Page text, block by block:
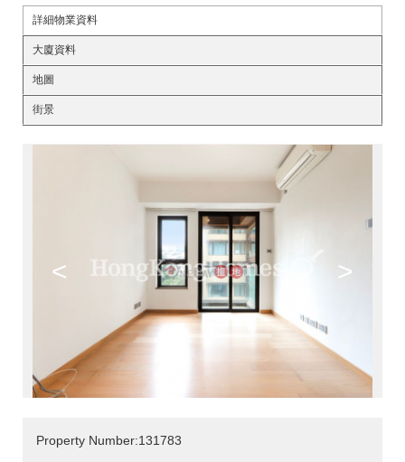
詳細物業資料
大廈資料
地圖
街景
< >
Property Number:131783